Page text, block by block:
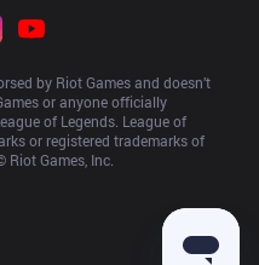
by Riot Games and doesn’t
or anyone officially
of Legends. League of
or registered trademarks of
Riot Games, Inc.